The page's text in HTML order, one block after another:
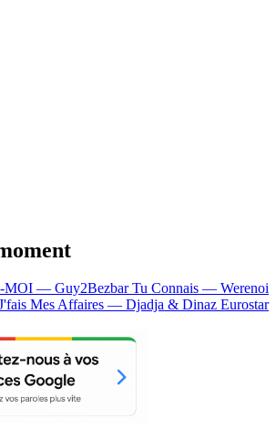
MOI — Guy2BezbarTu Connais — Werenoi
Mes Affaires — Djadja & Dinaz Eurostar